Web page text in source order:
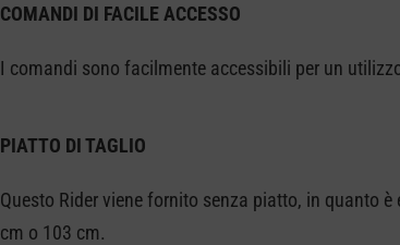
COMANDI DI FACILE ACCESSO
I comandi sono facilmente accessibili per un
PIATTO DI TAGLIO
Questo Rider viene fornito senza piatto, in quanto
cm o 103 cm.